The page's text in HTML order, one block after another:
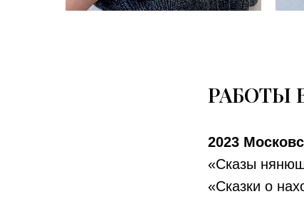
РАБОТЫ
2023
«Сказы
«Сказки о